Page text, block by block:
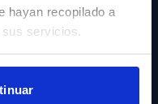
hayan recopilado a
servicios.